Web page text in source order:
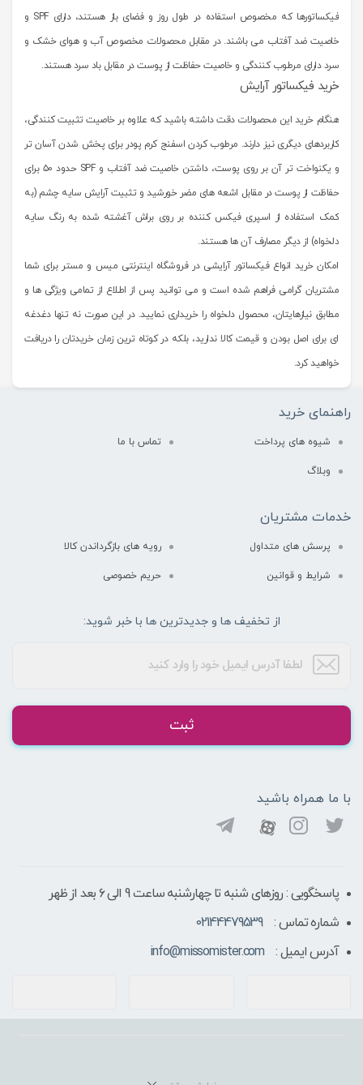
فیکساتورها که مخصوص استفاده در طول روز و فضای باز هستند، دارای SPF‌ و
خاصیت ضد آفتاب می باشند. در مقابل محصولات مخصوص آب و هوای خشک و
سرد دارای مرطوب کنندگی و خاصیت حفاظت از پوست در مقابل باد سرد هستند.
خرید فیکساتور آرایش
هنگام خرید این محصولات دقت داشته باشید که علاوه بر خاصیت تثبیت کنندگی،
کاربردهای دیگری نیز دارند. مرطوب کردن اسفنج کرم پودر برای پخش شدن آسان تر
و یکنواخت تر آن بر روی پوست، داشتن خاصیت ضد آفتاب و SPF حدود ۵۰ برای
حفاظت از پوست در مقابل اشعه های مضر خورشید و تثبیت آرایش سایه چشم (به
کمک استفاده از اسپری فیکس کننده بر روی براش آغشته شده به رنگ سایه
دلخواه) از دیگر مصارف آن ها هستند.
امکان خرید انواع فیکساتور آرایشی در فروشگاه اینترنتی میس و مستر برای شما
مشتریان گرامی فراهم شده است و می توانید پس از اطلاع از تمامی ویژگی ها و
مطابق نیازهایتان، محصول دلخواه را خریداری نمایید. در این صورت نه تنها دغدغه
ای برای اصل بودن و قیمت کالا ندارید، بلکه در کوتاه ترین زمان خریدتان را دریافت
خواهید کرد.
راهنمای خرید
شیوه های پرداخت تماس با ما
وبلاگ
خدمات مشتریان
پرسش های متداول رویه های بازگرداندن کالا
شرایط و قوانین حریم خصوصی
از تخفیف ها و جدیدترین ها با خبر شوید:
ثبت
با ما همراه باشید
پاسخگویی : روزهای شنبه تا چهارشنبه ساعت 9 الی ۶ بعد از ظهر
شماره تماس :
02144479539
آدرس ایمیل :
info@missomister.com